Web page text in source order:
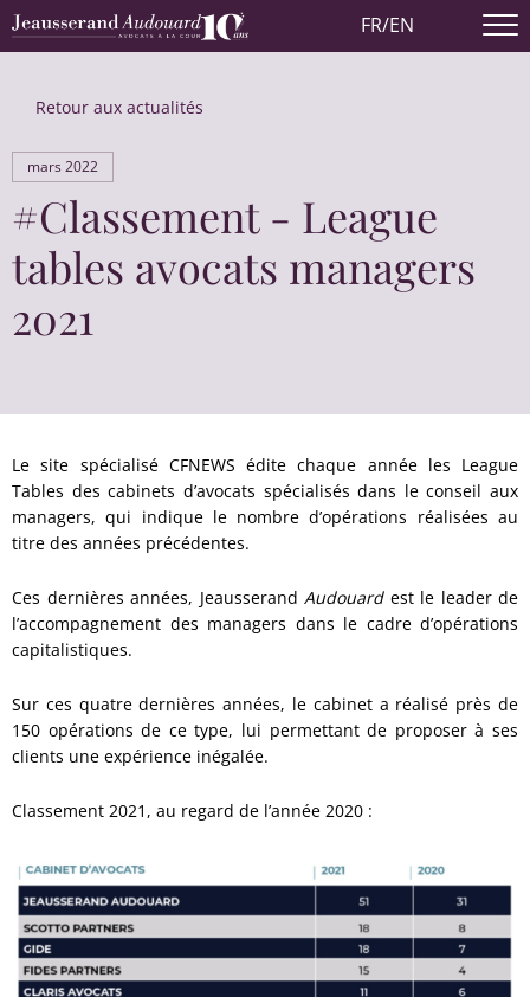
FR/EN
Retour aux actualités
mars 2022
#Classement - League
tables avocats managers
2021
Le site spécialisé CFNEWS édite chaque année les L eague
Tables des cabinets d’avocats spécialisés dans leconseil aux
managers, qui indique le nombre d’opérations réalisées au
titre des années précédentes.
Ces dernières années, Jeausserand Audouardest le leader de
l’accompagnement des managers dans le cadre d’opérations
capitalistiques.
Sur ces quatre dernières années, le cabinet a réalisé près de
150 opérations de ce type, lui permettant de proposer à ses
clients une expérience inégalée.
Classement 2021, au regard de l’année 2020 :